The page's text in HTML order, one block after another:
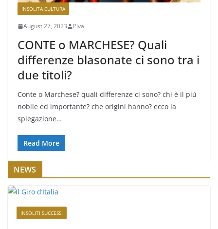
INSOLITA CULTURA
August 27, 2023 Piva
CONTE o MARCHESE? Quali
differenze blasonate ci sono tra i
due titoli?
Conte o Marchese? quali differenze ci sono? chi è il più
nobile ed importante? che origini hanno? ecco la
spiegazione…
Read More
NEWS
INSOLITI SUCCESSI